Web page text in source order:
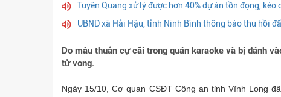
Tuyên Quang xử lý được hơn 40% dự án tồn đọng, kéo
UBND xã Hải Hậu, tỉnh Ninh Bình thông báo thu hồi
Do mâu thuẫn cự cãi trong quán karaoke và bị đánh
tử vong.
Ngày 15/10, Cơ quan CSĐT Công an tỉnh Vĩnh Long